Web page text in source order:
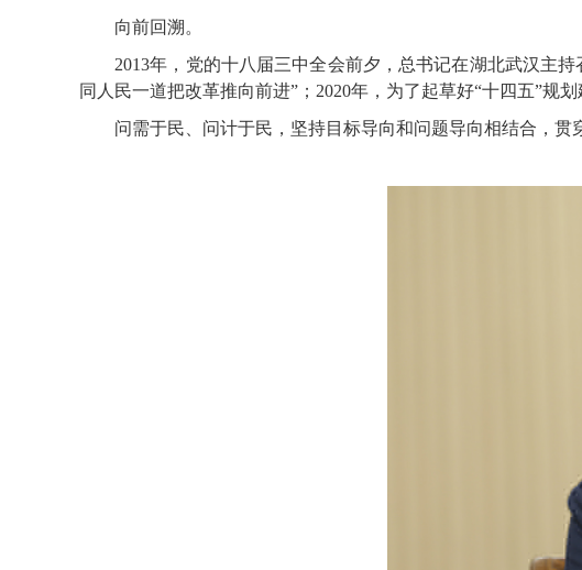
向前回溯。
2013年，党的十八届三中全会前夕，总书记在湖北武汉主持
同人民一道把改革推向前进”；2020年，为了起草好“十四五”
问需于民、问计于民，坚持目标导向和问题导向相结合，贯